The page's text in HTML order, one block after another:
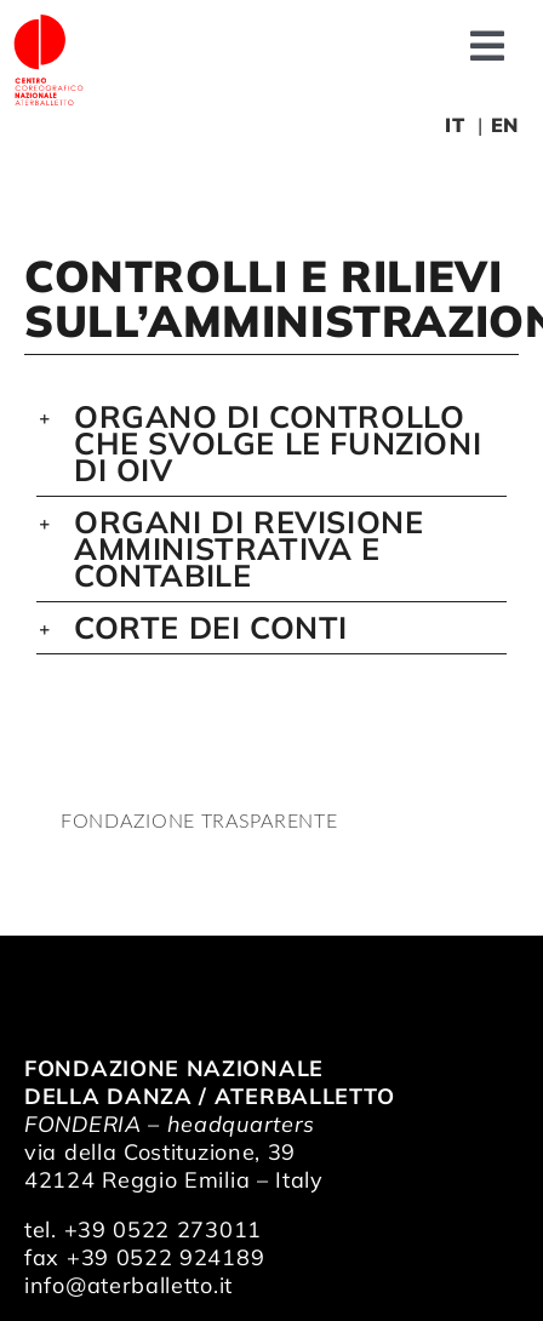
Skip
to
content
Productions
Fonderia
Educational
Artists
IT EN
CONTROLLI E RILIEVI
ORGANO DI CONTROLLO
CHE SVOLGE LE FUNZIONI
DI OIV
ORGANI DI REVISIONE
AMMINISTRATIVA E
CONTABILE
CORTE DEI CONTI
FONDAZIONE TRASPARENTE
FONDAZIONE NAZIONALE
DELLA DANZA / ATERBALLETTO
FONDERIA – headquarters
via della Costituzione, 39
42124 Reggio Emilia – Italy
tel. +39 0522 273011
fax +39 0522 924189
info@aterballetto.it